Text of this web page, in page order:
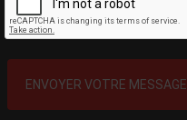
ENVOYER VOTRE MESSAGE